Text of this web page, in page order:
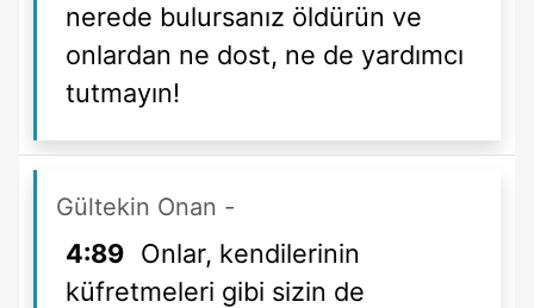
nerede bulursanız öldürün ve
onlardan ne dost, ne de yardımcı
tutmayın!
Gültekin Onan -
4:89 Onlar, kendilerinin
küfretmeleri gibi sizin de